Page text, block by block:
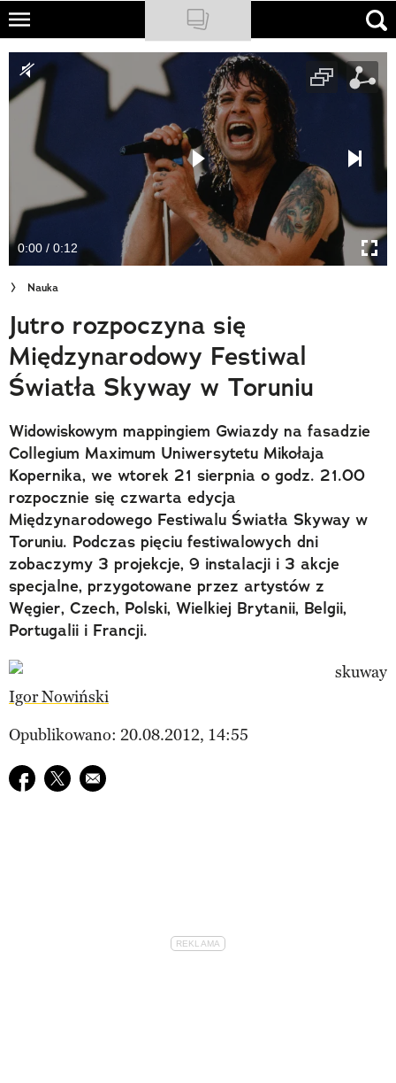
Skip
main
content
NATIONAL GEOGRAPHIC
TRAVELER
PODCASTY
Newsletter
Cuda Polski
Wielki Konkurs Fotograficzny
Trendbook Podróżniczy
Polecane
0:00 / 0:12
Nauka
Jutro rozpoczyna się
Międzynarodowy Festiwal
Światła Skyway w Toruniu
Widowiskowym mappingiem Gwiazdy na fasadzie
Collegium Maximum Uniwersytetu Mikołaja
Kopernika, we wtorek 21 sierpnia o godz. 21.00
rozpocznie się czwarta edycja
Międzynarodowego Festiwalu Światła Skyway w
Toruniu. Podczas pięciu festiwalowych dni
zobaczymy 3 projekcje, 9 instalacji i 3 akcje
specjalne, przygotowane przez artystów z
Węgier, Czech, Polski, Wielkiej Brytanii, Belgii,
Portugalii i Francji.
Igor Nowiński
Opublikowano: 20.08.2012, 14:55
Udostępnij na facebook
Udostępnij na twitter
E-mail do przyjaciela